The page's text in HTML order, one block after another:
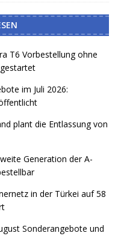
T6 Vorbestellung ohne
im Juli 2026:
plant die Entlassung von
Generation der A-
in der Türkei auf 58
Sonderangebote und